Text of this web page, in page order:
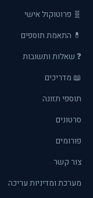
🧬 פרוטוקול אישי
💊 התאמת תוספים
❓ שאלות ותשובות
📖 מדריכים
תוספי תזונה
סרטונים
פורומים
צור קשר
מערכת ומדיניות עריכה